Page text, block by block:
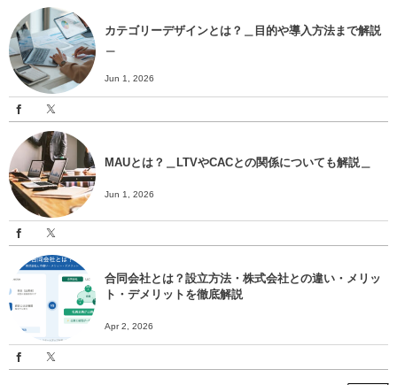
カテゴリーデザインとは？＿目的や導入方法まで解説
Jun 1, 2026
MAUとは？＿LTVやCACとの関係についても解説＿
Jun 1, 2026
合同会社とは？設立方法・株式会社との違い・メリッ
ト・デメリットを徹底解説
Apr 2, 2026